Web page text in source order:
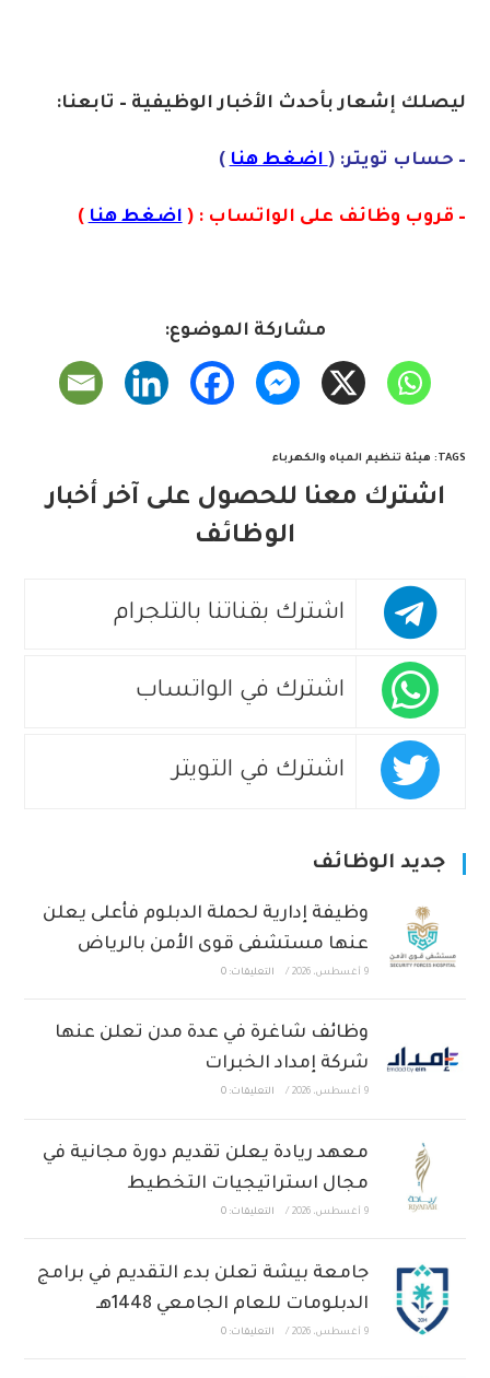
ليصلك إشعار بأحدث الأخبار الوظيفية – تابعنا:
– حساب تويتر: ( اضغط هنا )
– قروب وظائف على الواتساب : ( اضغط هنا )
مشاركة الموضوع:
TAGS
: هيئة تنظيم المياه والكهرباء
اشترك معنا للحصول على آخر أخبار
الوظائف
اشترك بقناتنا بالتلجرام
اشترك في الواتساب
اشترك في التويتر
جديد الوظائف
وظيفة إدارية لحملة الدبلوم فأعلى يعلن
عنها مستشفى قوى الأمن بالرياض
9 أغسطس، 2026 / التعليقات: 0
وظائف شاغرة في عدة مدن تعلن عنها
شركة إمداد الخبرات
9 أغسطس، 2026 / التعليقات: 0
معهد ريادة يعلن تقديم دورة مجانية في
مجال استراتيجيات التخطيط
9 أغسطس، 2026 / التعليقات: 0
جامعة بيشة تعلن بدء التقديم في برامج
الدبلومات للعام الجامعي 1448هـ
9 أغسطس، 2026 / التعليقات: 0